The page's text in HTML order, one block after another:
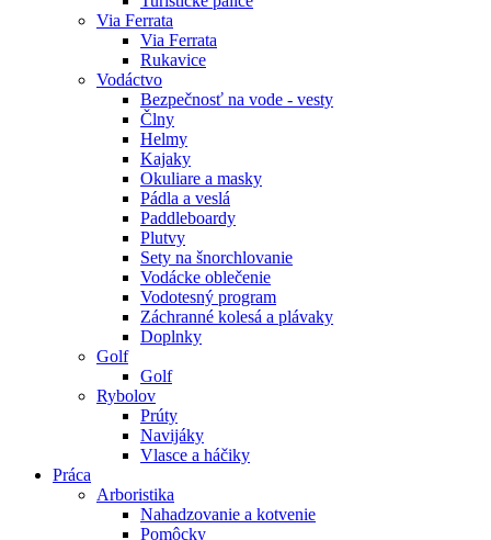
Via Ferrata
Via Ferrata
Rukavice
Vodáctvo
Bezpečnosť na vode - vesty
Člny
Helmy
Kajaky
Okuliare a masky
Pádla a veslá
Paddleboardy
Plutvy
Sety na šnorchlovanie
Vodácke oblečenie
Vodotesný program
Záchranné kolesá a plávaky
Doplnky
Golf
Golf
Rybolov
Prúty
Navijáky
Vlasce a háčiky
Práca
Arboristika
Nahadzovanie a kotvenie
Pomôcky